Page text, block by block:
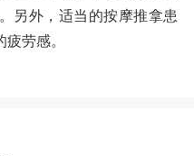
另外，适当的按摩推拿患
劳感。